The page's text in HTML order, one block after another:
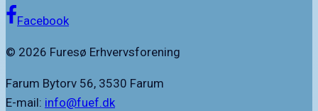
Facebook
© 2026 Furesø Erhvervsforening
Farum Bytorv 56, 3530 Farum
E-mail: info@fuef.dk